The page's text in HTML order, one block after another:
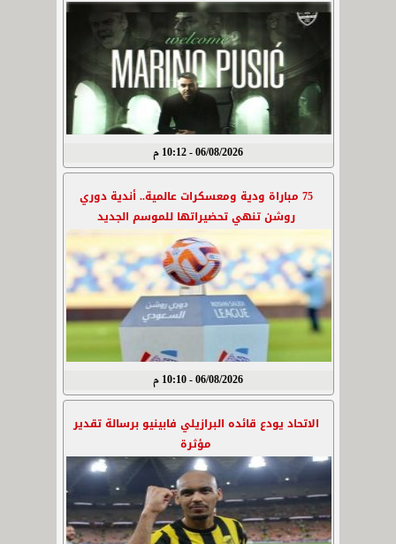
06/08/2026 - 10:12 م
75 مباراة ودية ومعسكرات عالمية.. أندية دوري
روشن تنهي تحضيراتها للموسم الجديد
06/08/2026 - 10:10 م
الاتحاد يودع قائده البرازيلي فابينيو برسالة تقدير
مؤثرة